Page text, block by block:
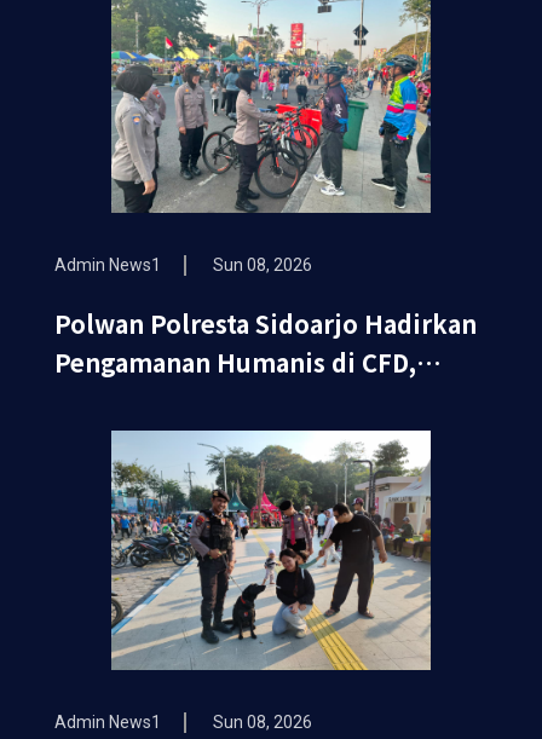
Admin News1 Sun 08, 2026
Polwan Polresta Sidoarjo Hadirkan
Pengamanan Humanis di CFD,
bagi Masyarakat
Admin News1 Sun 08, 2026